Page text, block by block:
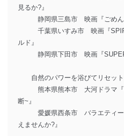
見るか?』
静岡県三島市 映画『ごめん
千葉県いすみ市 映画『
ルド』
静岡県下田市 映画『SUPER
自然のパワーを浴びてリセット
熊本県熊本市 大河ドラマ『い
断~』
愛媛県西条市 バラエティー『
えませんか?』